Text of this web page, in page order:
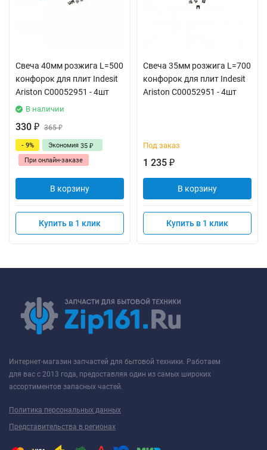
Свеча 40мм розжига L=500
конфорок для плит Indesit
Ariston C00052951 - 4шт
В наличии
330 ₽ 365₽
- 9% Экономия 35 ₽
При онлайн-заказе
В корзину
Купить в 1 клик
Свеча 35мм розжига L=700
конфорок для плит Indesit
Ariston C00052951 - 4шт
Под заказ
1 235 ₽
В корзину
Купить в 1 клик
Интернет-магазин запчастей для бытовой техники. Работаем
для вас с 2013 года, предоставляя один из самых широких
ассортиментов запасных частей.
Политика персональных данных
Представительства в регионах